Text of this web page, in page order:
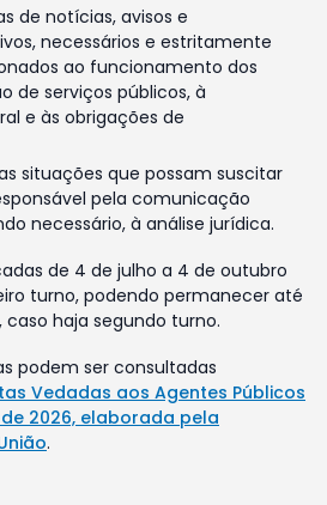
de notícias, avisos e
necessários e estritamente
ao funcionamento dos
de serviços públicos, à
e às obrigações de
situações que possam suscitar
pela comunicação
necessário, à análise jurídica.
de 4 de julho a 4 de outubro
turno, podendo permanecer até
caso haja segundo turno.
podem ser consultadas
Vedadas aos Agentes Públicos
2026, elaborada pela
.